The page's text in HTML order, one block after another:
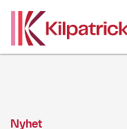
content
Nyhet